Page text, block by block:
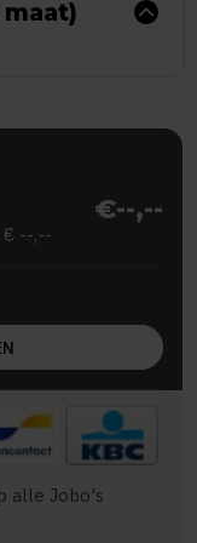
€--,--
€ --,--
alle Jobo's